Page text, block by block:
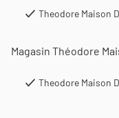
Theodore Maison
Magasin Théodore
Theodore Maison